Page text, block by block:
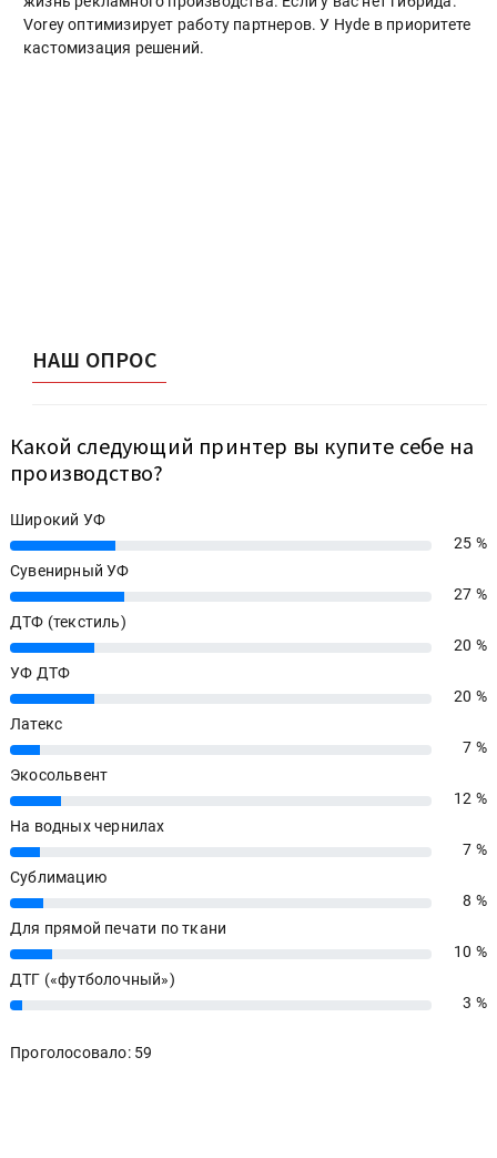
Vorey оптимизирует работу партнеров. У Hyde в приоритете
кастомизация решений.
НАШ ОПРОС
Какой следующий принтер вы купите себе на
производство?
Широкий УФ
25%
25 %
Сувенирный УФ
27%
27 %
ДТФ (текстиль)
20%
20 %
УФ ДТФ
20%
20 %
Латекс
7%
7 %
Экосольвент
12%
12 %
На водных чернилах
7%
7 %
Сублимацию
8%
8 %
Для прямой печати по ткани
10%
10 %
ДТГ («футболочный»)
3% 3 %
Проголосовало: 59